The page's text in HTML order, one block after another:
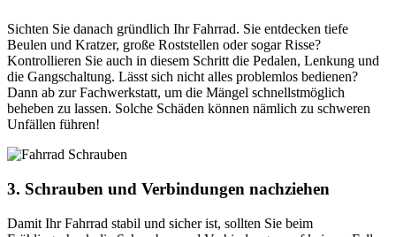
Sichten Sie danach gründlich Ihr Fahrrad. Sie entdecken tiefe
Beulen und Kratzer, große Roststellen oder sogar Risse?
Kontrollieren Sie auch in diesem Schritt die Pedalen, Lenkung und
die Gangschaltung. Lässt sich nicht alles problemlos bedienen?
Dann ab zur Fachwerkstatt, um die Mängel schnellstmöglich
beheben zu lassen. Solche Schäden können nämlich zu schweren
Unfällen führen!
3. Schrauben und Verbindungen nachziehen
Damit Ihr Fahrrad stabil und sicher ist, sollten Sie beim